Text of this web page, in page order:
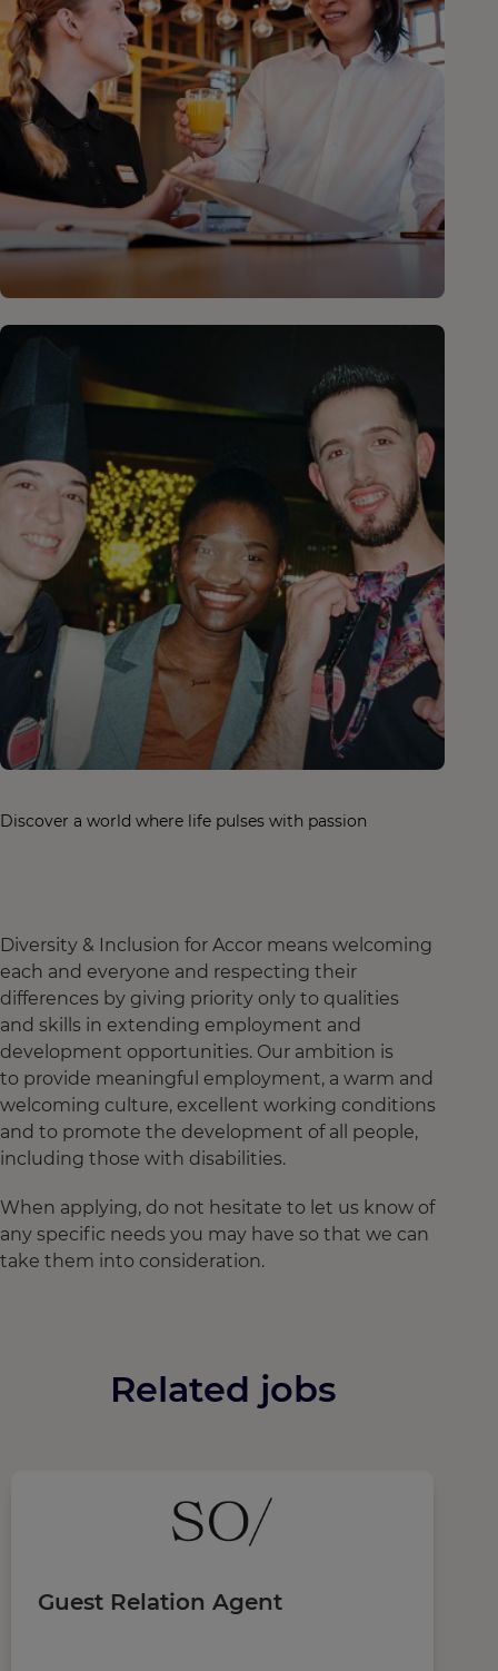
Discover a world where life pulses with passion
Diversity & Inclusion for Accor means welcoming
each and everyone and respecting their
differences by giving priority only to qualities
and skills in extending employment and
development opportunities. Our ambition is
to provide meaningful employment, a warm and
welcoming culture, excellent working conditions
and to promote the development of all people,
including those with disabilities.
When applying, do not hesitate to let us know of
any specific needs you may have so that we can
take them into consideration.
Related jobs
Guest Relation Agent